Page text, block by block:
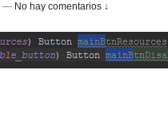
— No hay comentarios ↓